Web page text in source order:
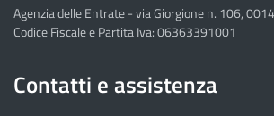
Agenzia delle Entrate - via Giorgione n. 106,
Codice Fiscale e Partita Iva: 06363391001
Contatti e assistenza